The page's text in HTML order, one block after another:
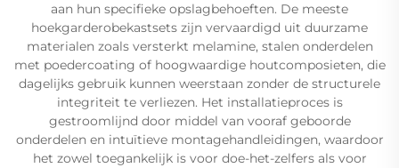
aan hun specifieke opslagbehoeften. De meeste
hoekgarderobekastsets zijn vervaardigd uit duurzame
materialen zoals versterkt melamine, stalen onderdelen
met poedercoating of hoogwaardige houtcomposieten, die
dagelijks gebruik kunnen weerstaan zonder de structurele
integriteit te verliezen. Het installatieproces is
gestroomlijnd door middel van vooraf geboorde
onderdelen en intuïtieve montagehandleidingen, waardoor
het zowel toegankelijk is voor doe-het-zelfers als voor